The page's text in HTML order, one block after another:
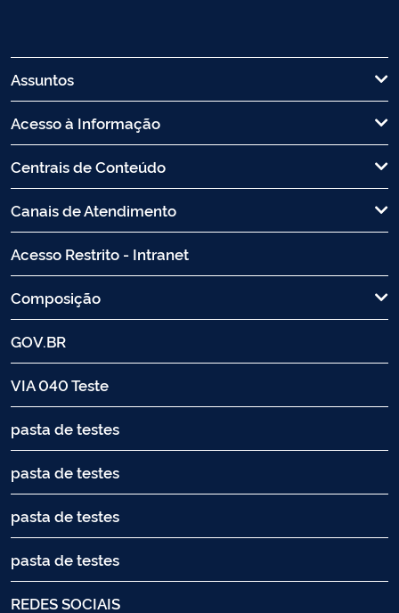
Assuntos
Acesso à Informação
Centrais de Conteúdo
Canais de Atendimento
Acesso Restrito - Intranet
Composição
GOV.BR
VIA 040 Teste
pasta de testes
pasta de testes
pasta de testes
pasta de testes
REDES SOCIAIS